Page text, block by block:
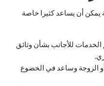
يمكن أن يساعد كثيرا خاصة
الخدمات للأجانب بشأن وثائق
الزوجة وساعد في الخضوع